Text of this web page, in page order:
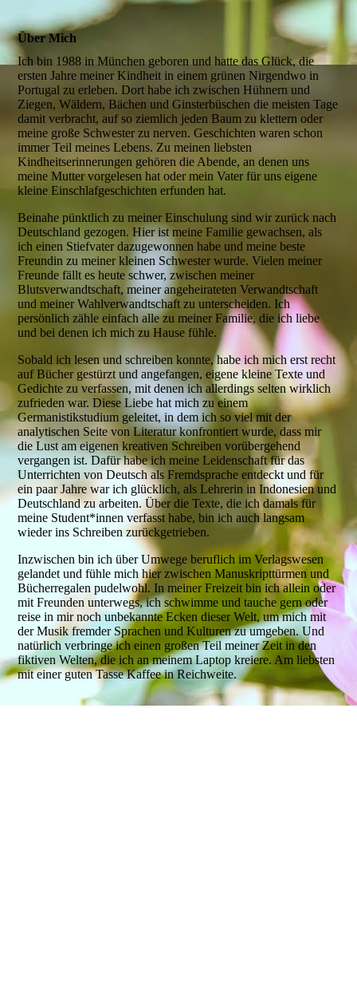
Über Mich
Ich bin 1988 in München geboren und hatte das Glück, die
ersten Jahre meiner Kindheit in einem grünen Nirgendwo in
Portugal zu erleben. Dort habe ich zwischen Hühnern und
Ziegen, Wäldern, Bächen und Ginsterbüschen die meisten Tage
damit verbracht, auf so ziemlich jeden Baum zu klettern oder
meine große Schwester zu nerven. Geschichten waren schon
immer Teil meines Lebens. Zu meinen liebsten
Kindheitserinnerungen gehören die Abende, an denen uns
meine Mutter vorgelesen hat oder mein Vater für uns eigene
kleine Einschlafgeschichten erfunden hat.
Beinahe pünktlich zu meiner Einschulung sind wir zurück nach
Deutschland gezogen. Hier ist meine Familie gewachsen, als
ich einen Stiefvater dazugewonnen habe und meine beste
Freundin zu meiner kleinen Schwester wurde. Vielen meiner
Freunde fällt es heute schwer, zwischen meiner
Blutsverwandtschaft, meiner angeheirateten Verwandtschaft
und meiner Wahlverwandtschaft zu unterscheiden. Ich
persönlich zähle einfach alle zu meiner Familie, die ich liebe
und bei denen ich mich zu Hause fühle.
Sobald ich lesen und schreiben konnte, habe ich mich erst recht
auf Bücher gestürzt und angefangen, eigene kleine Texte und
Gedichte zu verfassen, mit denen ich allerdings selten wirklich
zufrieden war. Diese Liebe hat mich zu einem
Germanistikstudium geleitet, in dem ich so viel mit der
analytischen Seite von Literatur konfrontiert wurde, dass mir
die Lust am eigenen kreativen Schreiben vorübergehend
vergangen ist. Dafür habe ich meine Leidenschaft für das
Unterrichten von Deutsch als Fremdsprache entdeckt und für
ein paar Jahre war ich glücklich, als Lehrerin in Indonesien und
Deutschland zu arbeiten. Über die Texte, die ich damals für
meine Student*innen verfasst habe, bin ich auch langsam
wieder ins Schreiben zurückgetrieben.
Inzwischen bin ich über Umwege beruflich im Verlagswesen
gelandet und fühle mich hier zwischen Manuskripttürmen und
Bücherregalen pudelwohl. In meiner Freizeit bin ich allein oder
mit Freunden unterwegs, ich schwimme und tauche gern oder
reise in mir noch unbekannte Ecken dieser Welt, um mich mit
der Musik fremder Sprachen und Kulturen zu umgeben. Und
natürlich verbringe ich einen großen Teil meiner Zeit in den
fiktiven Welten, die ich an meinem Laptop kreiere. Am liebsten
mit einer guten Tasse Kaffee in Reichweite.